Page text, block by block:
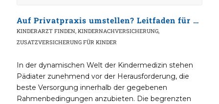
Auf Privatpraxis umstellen? Leitfaden für Kinderärzte
KINDERARZT FINDEN, KINDERNACHVERSICHERUNG,
ZUSATZVERSICHERUNG FÜR KINDER
In der dynamischen Welt der Kindermedizin stehen
Pädiater zunehmend vor der Herausforderung, die
beste Versorgung innerhalb der gegebenen
Rahmenbedingungen anzubieten. Die begrenzten